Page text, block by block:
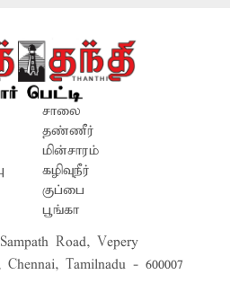
வருகின்றனர். இதை
உரிய நடடிக்கை
சாலை
தண்ணீர்
மின்சாரம்
கழிவுநீர்
குப்பை
பூங்கா
Road, Vepery
Chennai, Tamilnadu - 600007